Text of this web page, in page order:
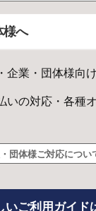
様へ
企業・団体様向
いの対応・各種
団体様ご対応につい
いご利用ガイド